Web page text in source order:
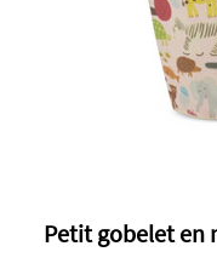
Petit gobelet en